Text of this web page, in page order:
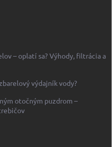
– oplatí sa? Výhody, filtrácia a
výdajník vody?
otočným puzdrom –